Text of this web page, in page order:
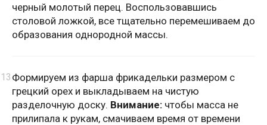
черный молотый перец. Воспользовавшись
столовой ложкой, все тщательно перемешиваем до
образования однородной массы.
Формируем из фарша фрикадельки размером с
грецкий орех и выкладываем на чистую
разделочную доску. Внимание: чтобы масса не
прилипала к рукам, смачиваем время от времени